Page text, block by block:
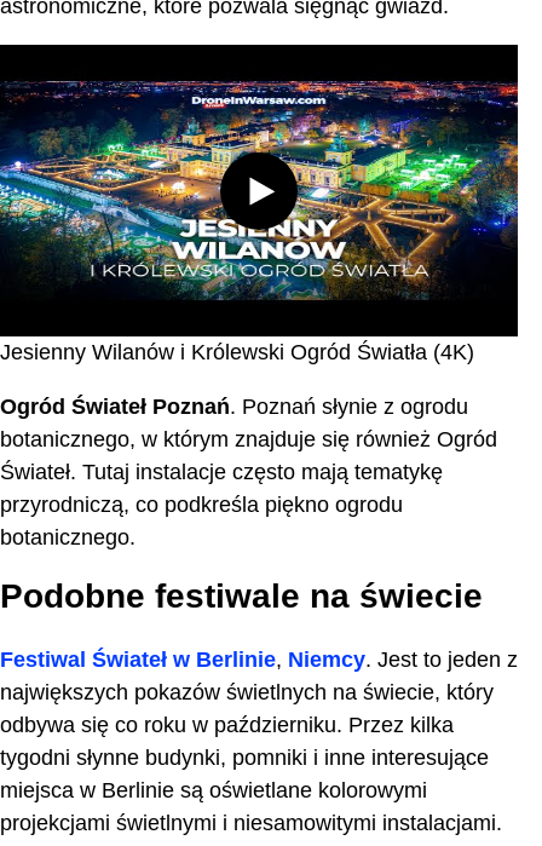
astronomiczne, które pozwala sięgnąć gwiazd.
Jesienny Wilanów i Królewski Ogród Światła (4K)
Ogród Świateł Poznań. Poznań słynie z ogrodu
botanicznego, w którym znajduje się również Ogród
Świateł. Tutaj instalacje często mają tematykę
przyrodniczą, co podkreśla piękno ogrodu
botanicznego.
Podobne festiwale na świecie
Festiwal Świateł w Berlinie, Niemcy. Jest to jeden z
największych pokazów świetlnych na świecie, który
odbywa się co roku w październiku. Przez kilka
tygodni słynne budynki, pomniki i inne interesujące
miejsca w Berlinie są oświetlane kolorowymi
projekcjami świetlnymi i niesamowitymi instalacjami.